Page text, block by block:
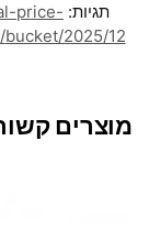
תגיות: price-
bucket/2025/12/לונה-5-600x605-1.webp
מוצרים